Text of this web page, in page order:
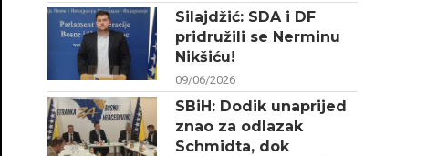
Silajdžić: SDA i DF
pridružili se Nerminu
Nikšiću!
09/06/2026
SBiH: Dodik unaprijed
znao za odlazak
Schmidta, dok